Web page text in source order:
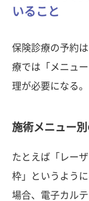
いること
保険診療の予約
療では「メニュ
理が必要になる。
施術メニュー
たとえば「レー
枠」というよう
場合、電子カル